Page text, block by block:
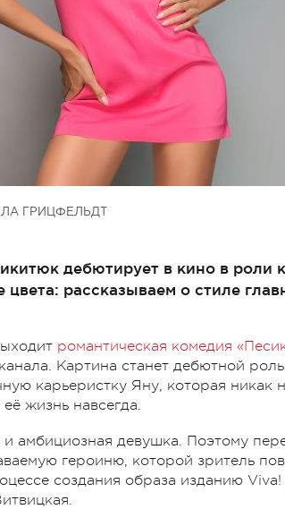
ГРИЦФЕЛЬДТ
дебютирует в кино в роли
рассказываем о стиле
романтическая комедия
Картина станет дебютной
карьеристку Яну, которая никак
жизнь навсегда.
амбициозная девушка. Поэтому
героиню, которой зритель
создания образа изданию